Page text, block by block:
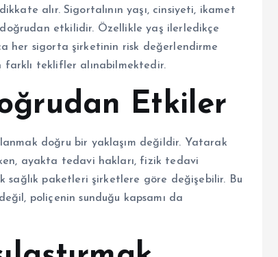
alır. Sigortalının yaşı, cinsiyeti, ikamet
etkilidir. Özellikle yaş ilerledikçe
her sigorta şirketinin risk değerlendirme
farklı teklifler alınabilmektedir.
Etkiler
doğru bir yaklaşım değildir. Yatarak
ayakta tedavi hakları, fizik tedavi
sağlık paketleri şirketlere göre değişebilir. Bu
poliçenin sunduğu kapsamı da